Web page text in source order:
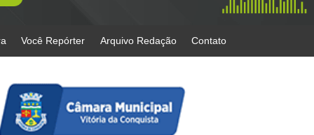
Você Repórter Arquivo Redação Contato